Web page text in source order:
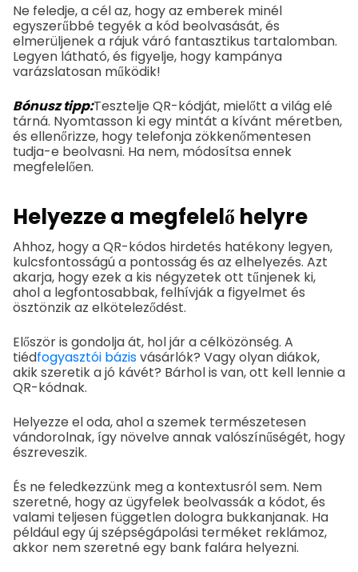
Ne feledje, a cél az, hogy az emberek minél
egyszerűbbé tegyék a kód beolvasását, és
elmerüljenek a rájuk váró fantasztikus tartalomban.
Legyen látható, és figyelje, hogy kampánya
varázslatosan működik!
Bónusz tipp:Tesztelje QR-kódját, mielőtt a világ elé
tárná. Nyomtasson ki egy mintát a kívánt méretben,
és ellenőrizze, hogy telefonja zökkenőmentesen
tudja-e beolvasni. Ha nem, módosítsa ennek
megfelelően.
Helyezze a megfelelő helyre
Ahhoz, hogy a QR-kódos hirdetés hatékony legyen,
kulcsfontosságú a pontosság és az elhelyezés. Azt
akarja, hogy ezek a kis négyzetek ott tűnjenek ki,
ahol a legfontosabbak, felhívják a figyelmet és
ösztönzik az elköteleződést.
Először is gondolja át, hol jár a célközönség. A
tiédfogyasztói bázisvásárlók? Vagy olyan diákok,
akik szeretik a jó kávét? Bárhol is van, ott kell lennie a
QR-kódnak.
Helyezze el oda, ahol a szemek természetesen
vándorolnak, így növelve annak valószínűségét, hogy
észreveszik.
És ne feledkezzünk meg a kontextusról sem. Nem
szeretné, hogy az ügyfelek beolvassák a kódot, és
valami teljesen független dologra bukkanjanak. Ha
például egy új szépségápolási terméket reklámoz,
akkor nem szeretné egy bank falára helyezni.